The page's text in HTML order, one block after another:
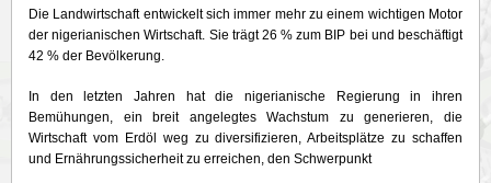
Die Landwirtschaft entwickelt sich immer mehr zu einem wichtigen Motor
der nigerianischen Wirtschaft. Sie trägt 26 % zum BIP bei und beschäftigt
42 % der Bevölkerung.
In den letzten Jahren hat die nigerianische Regierung in ihren
Bemühungen, ein breit angelegtes Wachstum zu generieren, die
Wirtschaft vom Erdöl weg zu diversifizieren, Arbeitsplätze zu schaffen
und Ernährungssicherheit zu erreichen, den Schwerpunkt